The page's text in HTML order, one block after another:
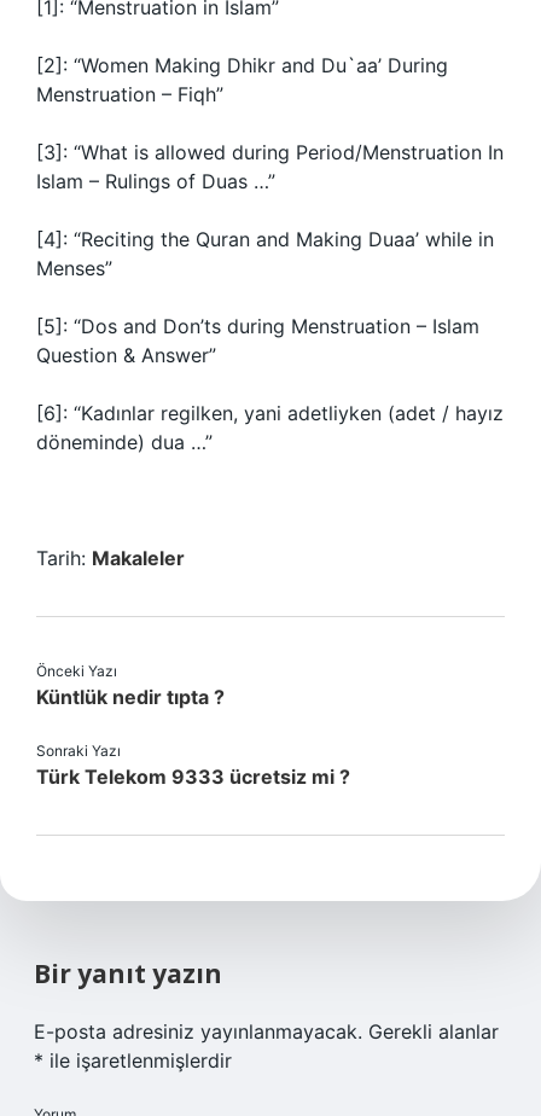
[1]: “Menstruation in Islam”
[2]: “Women Making Dhikr and Du`aa’ During
Menstruation – Fiqh”
[3]: “What is allowed during Period/Menstruation In
Islam – Rulings of Duas …”
[4]: “Reciting the Quran and Making Duaa’ while in
Menses”
[5]: “Dos and Don’ts during Menstruation – Islam
Question & Answer”
[6]: “Kadınlar regilken, yani adetliyken (adet / hayız
döneminde) dua …”
Tarih: Makaleler
Önceki Yazı
Küntlük nedir tıpta ?
Sonraki Yazı
Türk Telekom 9333 ücretsiz mi ?
Bir yanıt yazın
E-posta adresiniz yayınlanmayacak. Gerekli alanlar
* ile işaretlenmişlerdir